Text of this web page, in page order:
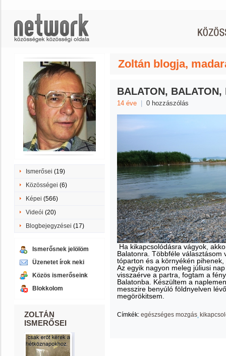
Ismerősei (19)
Közösségei (6)
Képei (566)
Videói (20)
Blogbejegyzései (17)
Ismerősnek jelölöm
Üzenetet írok neki
Közös ismerőseink
Blokkolom
ZOLTÁN
ISMERŐSEI
Zoltán blogja,
BALATON, BALATON,
14 éve 0 hozzászólás
Ha kikapcsolódásra vágyok,
Balatonra. Többféle
tóparton és a környékén pihenek,
Az egyik nagyon meleg júliusi
visszaérve a partra, fogtam a
Balatonba. Készültem a
messzire benyúló földnyelven
megörökitsem.
Címkék: egészséges mozgás